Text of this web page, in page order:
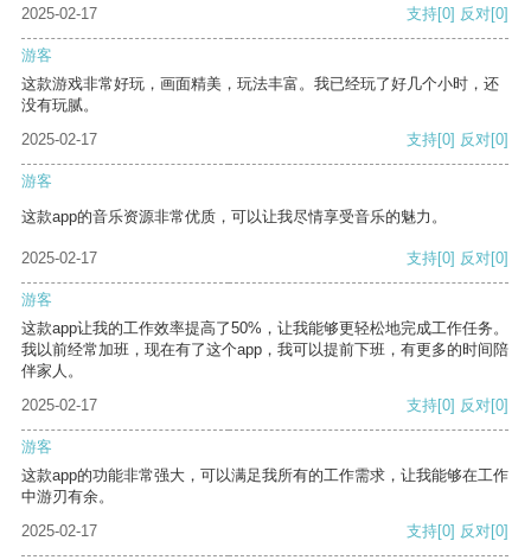
2025-02-17 支持[0] 反对[0]
游客
这款游戏非常好玩，画面精美，玩法丰富。我已经玩了好几个小时，还
没有玩腻。
2025-02-17
支持[0] 反对[0]
游客
这款app的音乐资源非常优质，可以让我尽情享受音乐的魅力。
2025-02-17 支持[0] 反对[0]
游客
这款app让我的工作效率提高了50%，让我能够更轻松地完成工作任务。
我以前经常加班，现在有了这个app，我可以提前下班，有更多的时间陪
伴家人。
2025-02-17
支持[0] 反对[0]
游客
这款app的功能非常强大，可以满足我所有的工作需求，让我能够在工作
中游刃有余。
2025-02-17
支持[0] 反对[0]